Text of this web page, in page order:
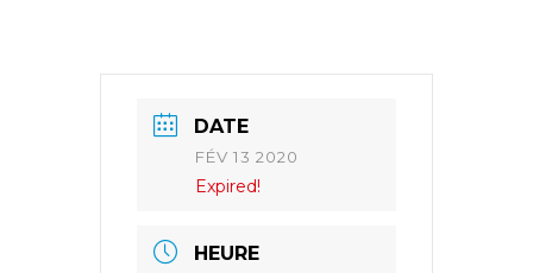
DATE
FÉV 13 2020
Expired!
HEURE